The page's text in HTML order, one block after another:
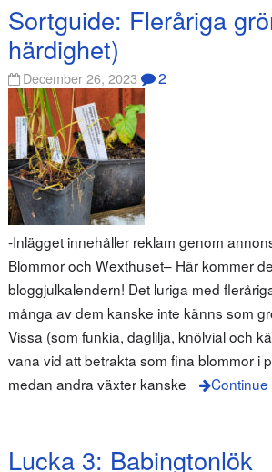
Sortguide: Fleråriga
härdighet)
December 26, 2023 2
-Inlägget innehåller reklam genom
Blommor och Wexthuset– Här kommer
bloggjulkalendern! Det luriga med
många av dem kanske inte känns som
Vissa (som funkia, daglilja, knölvial och
vana vid att betrakta som fina blommor i
medan andra växter kanske
Lucka 3: Babingtonlök